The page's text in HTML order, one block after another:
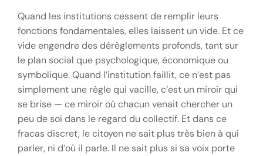
Quand les institutions cessent de remplir leurs
fonctions fondamentales, elles laissent un vide. Et ce
vide engendre des dérèglements profonds, tant sur
le plan social que psychologique, économique ou
symbolique. Quand l’institution faillit, ce n’est pas
simplement une règle qui vacille, c’est un miroir qui
se brise — ce miroir où chacun venait chercher un
peu de soi dans le regard du collectif. Et dans ce
fracas discret, le citoyen ne sait plus très bien à qui
parler, ni d’où il parle. Il ne sait plus si sa voix porte